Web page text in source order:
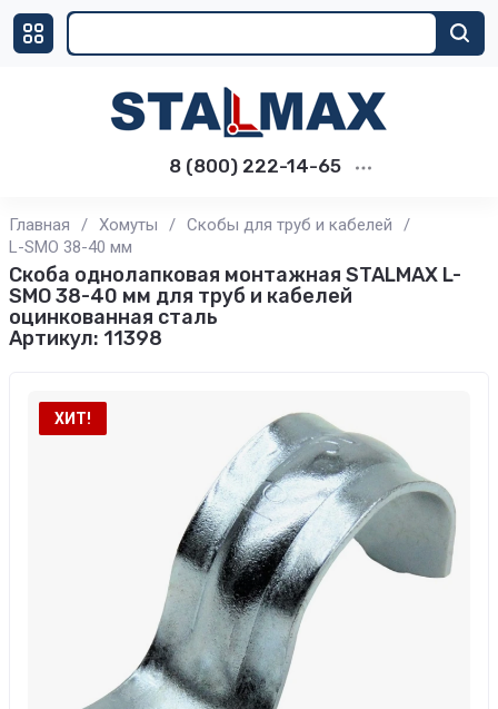
8 (800) 222-14-65
Главная / Хомуты / Скобы для труб и кабелей
/
L-SMO 38-40 мм
Скоба однолапковая монтажная STALMAX L-
SMO 38-40 мм для труб и кабелей
оцинкованная сталь
Артикул: 11398
ХИТ!